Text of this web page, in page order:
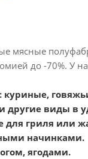
мясные
до -70%. У
куриные,
другие виды в
для гриля или
начинками.
ягодами.